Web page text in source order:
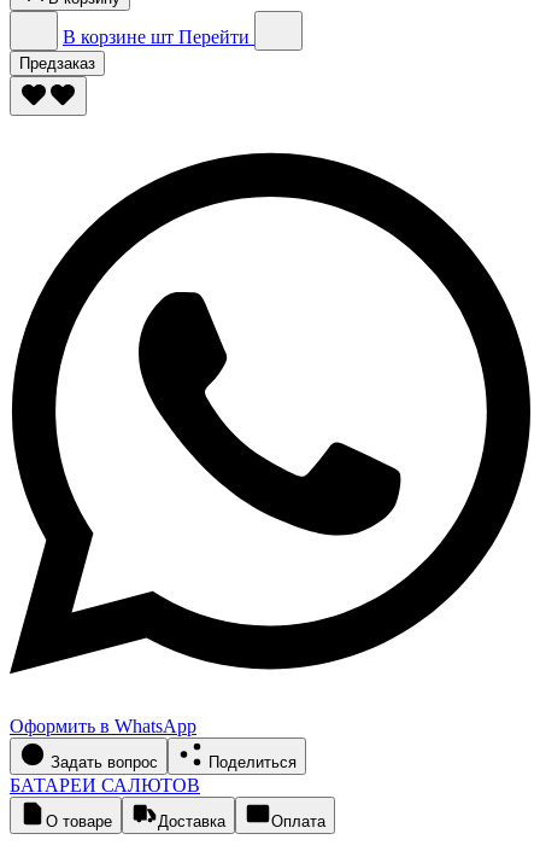
В корзине шт Перейти
Предзаказ
Оформить в WhatsApp
Задать вопрос Поделиться
БАТАРЕИ САЛЮТОВ
О товаре Доставка Оплата